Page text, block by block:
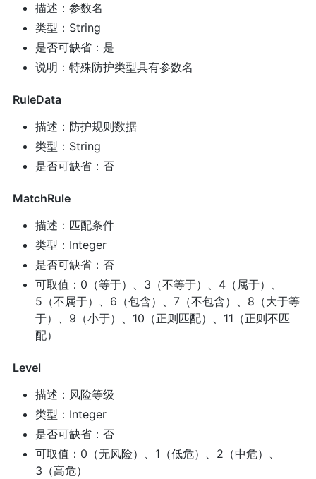
描述：参数名
类型：String
是否可缺省：是
说明：特殊防护类型具有参数名
RuleData
描述：防护规则数据
类型：String
是否可缺省：否
MatchRule
描述：匹配条件
类型：Integer
是否可缺省：否
可取值：0（等于）、3（不等于）、4（属于）、
5（不属于）、6（包含）、7（不包含）、8（大于等
于）、9（小于）、10（正则匹配）、11（正则不匹
配）
Level
描述：风险等级
类型：Integer
是否可缺省：否
可取值：0（无风险）、1（低危）、2（中危）、
3（高危）